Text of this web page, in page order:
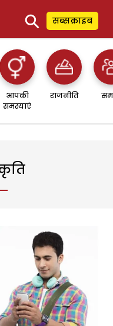
⚲ सब्सक्राइब
आपकी
समस्याएं
राजनीति